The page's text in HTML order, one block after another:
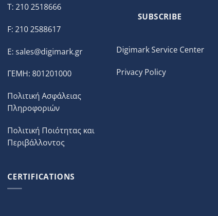
T: 210 2518666
F: 210 2588617
E: sales@digimark.gr
ΓΕΜΗ: 801201000
Πολιτική Ασφάλειας
Πληροφοριών
Πολιτική Ποιότητας και
Περιβάλλοντος
SUBSCRIBE
Digimark Service Center
Privacy Policy
CERTIFICATIONS